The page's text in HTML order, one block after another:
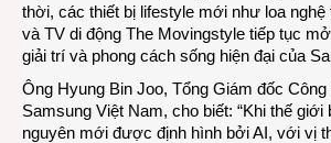
thời, các thiết bị lifestyle mới như loa nghệ
và TV di động The Movingstyle tiếp tục
giải trí và phong cách sống hiện đại của
Ông Hyung Bin Joo, Tổng Giám đốc
Samsung Việt Nam, cho biết: “Khi thế
nguyên mới được định hình bởi AI, với vị